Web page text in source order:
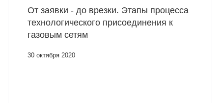
От заявки - до врезки. Этапы процесса
технологического присоединения к
газовым сетям
30 октября 2020